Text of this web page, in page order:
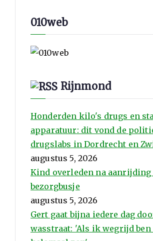
010web
Rijnmond
Honderden kilo's drugs en
apparatuur: dit vond de
drugslabs in Dordrecht en
augustus 5, 2026
Kind overleden na aanrijding
bezorgbusje
augustus 5, 2026
Gert gaat bijna iedere dag
wasstraat: 'Als ik wegrijd